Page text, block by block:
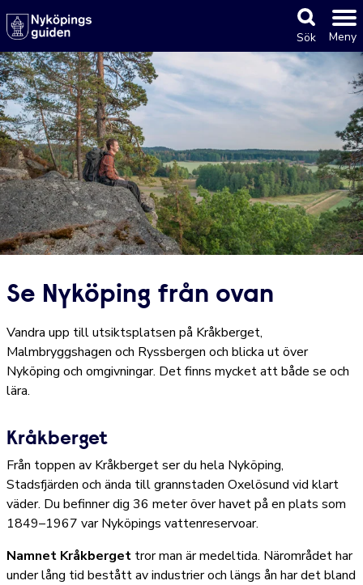
Sök Meny
Se Nyköping från ovan
Vandra upp till utsiktsplatsen på Kråkberget,
Malmbryggshagen och Ryssbergen och blicka ut över
Nyköping och omgivningar. Det finns mycket att både se och
lära.
Kråkberget
Från toppen av Kråkberget ser du hela Nyköping,
Stadsfjärden och ända till grannstaden Oxelösund vid klart
väder. Du befinner dig 36 meter över havet på en plats som
1849–1967 var Nyköpings vattenreservoar.
Namnet Kråkberget tror man är medeltida. Närområdet har
under lång tid bestått av industrier och längs ån har det bland